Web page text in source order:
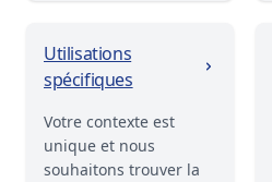
Utilisations
spécifiques
Votre contexte est
unique et nous
souhaitons trouver la